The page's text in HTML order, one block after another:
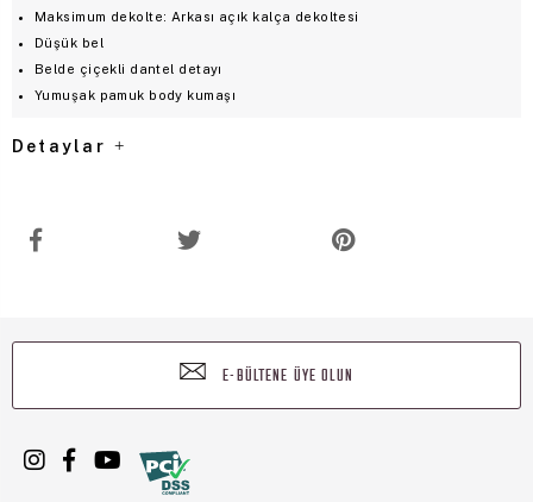
Maksimum dekolte: Arkası açık kalça dekoltesi
Düşük bel
Belde çiçekli dantel detayı
Yumuşak pamuk body kumaşı
Detaylar
E-BÜLTENE ÜYE OLUN